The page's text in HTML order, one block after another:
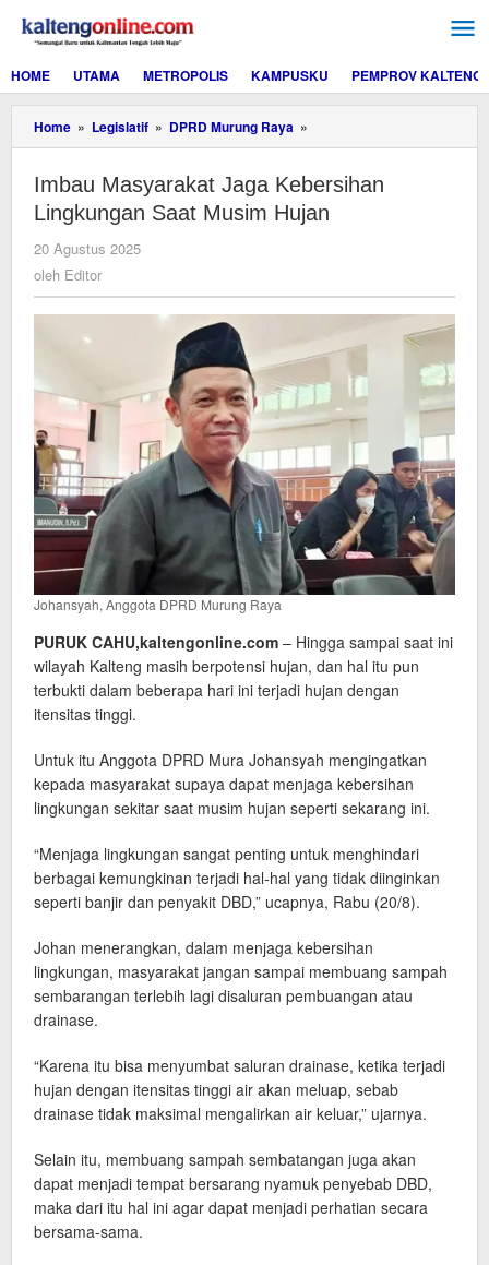
konten
HOME
UTAMA METROPOLIS KAMPUSKU PEMPROV KALTENG
Home » Legislatif » DPRD Murung Raya »
Masyarakat
Kebersihan
Lingkungan
Saat
Imbau Masyarakat Jaga Kebersihan
Lingkungan Saat Musim Hujan
20 Agustus 2025
oleh Editor
Johansyah, Anggota DPRD Murung Raya
PURUK CAHU,kaltengonline.com – Hingga sampai saat ini
wilayah Kalteng masih berpotensi hujan, dan hal itu pun
terbukti dalam beberapa hari ini terjadi hujan dengan
itensitas tinggi.
Untuk itu Anggota DPRD Mura Johansyah mengingatkan
kepada masyarakat supaya dapat menjaga kebersihan
lingkungan sekitar saat musim hujan seperti sekarang ini.
“Menjaga lingkungan sangat penting untuk menghindari
berbagai kemungkinan terjadi hal-hal yang tidak diinginkan
seperti banjir dan penyakit DBD,” ucapnya, Rabu (20/8).
Johan menerangkan, dalam menjaga kebersihan
lingkungan, masyarakat jangan sampai membuang sampah
sembarangan terlebih lagi disaluran pembuangan atau
drainase.
“Karena itu bisa menyumbat saluran drainase, ketika terjadi
hujan dengan itensitas tinggi air akan meluap, sebab
drainase tidak maksimal mengalirkan air keluar,” ujarnya.
Selain itu, membuang sampah sembatangan juga akan
dapat menjadi tempat bersarang nyamuk penyebab DBD,
maka dari itu hal ini agar dapat menjadi perhatian secara
bersama-sama.